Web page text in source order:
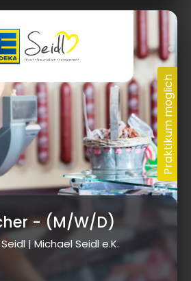
- (M/W/D)
| Michael Seidl e.K.